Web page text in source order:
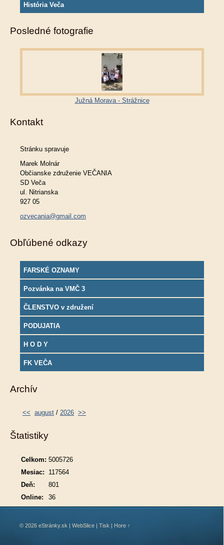
História Veča
Posledné fotografie
Južná Morava - Strážnice
Kontakt
Stránku spravuje
Marek Molnár
Občianske združenie VEČANIA
SD Veča
ul. Nitrianska
927 05
ozvecania@gmail.com
Obľúbené odkazy
FARSKÉ OZNAMY
Pozvánka na VMČ 3
ČLENSTVO v združení
PODUJATIA
H O D Y
FK VEČA
Archív
<< august / 2026 >>
Štatistiky
Online: 36
Celkom: 5005726
Mesiac:
117564
Deň:
801
© 2026 eStránky.sk | WebSlice | Tisk | Hore ↑